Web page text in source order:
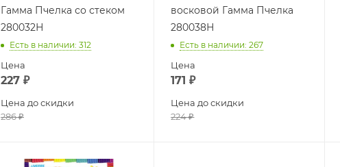
Гамма Пчелка со стеком
280032Н
Есть в наличии: 312
Цена
227 ₽
Цена до скидки
286₽
восковой Гамма Пчелка
280038Н
Есть в наличии: 267
Цена
171 ₽
Цена до скидки
224₽